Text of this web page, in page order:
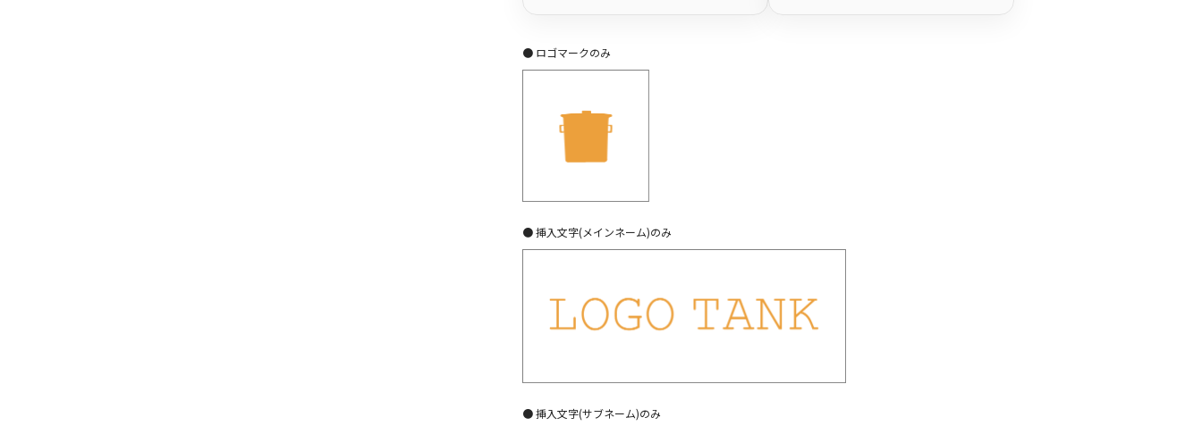
● ロゴマークのみ
● 挿入文字(メインネーム)のみ
● 挿入文字(サブネーム)のみ